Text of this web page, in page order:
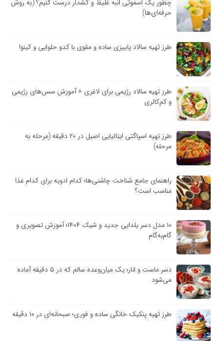
چطور یک اسموتی انبه غلیظ و کشدار درست کنیم؟ (به روش
حرفه‌ای‌ها)
طرز تهیه سالاد پاییزی ساده و مقوی با کدو حلوایی و کینوا
طرز تهیه سالاد رژیمی برای لاغری + آموزش سس‌های رژیمی
و کم‌کالری
طرز تهیه اسپاگتی ایتالیایی اصیل در ۲۰ دقیقه (مرحله به
مرحله)
راهنمای جامع شناخت چاشنی‌ها؛ کدام ادویه برای کدام غذا
مناسب است؟
۱۰ مدل دسر یلدایی جدید و شیک ۱۴۰۴؛ آموزش تصویری و
گام‌به‌گام
دسر ماست و انار؛ یک میان‌وعده سالم که در ۵ دقیقه آماده
می‌شود
طرز تهیه پنکیک خانگی ساده و فوری؛ صبحانه‌ای در ۱۰ دقیقه